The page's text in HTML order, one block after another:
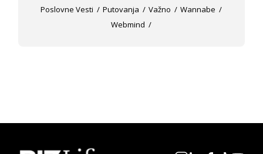
Poslovne Vesti
Putovanja Važno
Wannabe
Webmind